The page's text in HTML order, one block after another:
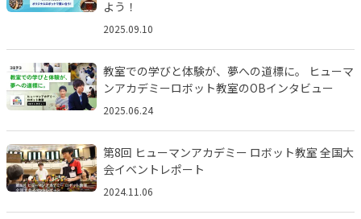
よう！
2025.09.10
教室での学びと体験が、夢への道標に。 ヒューマ
ンアカデミーロボット教室のOBインタビュー
2025.06.24
第8回 ヒューマンアカデミー ロボット教室 全国大
会イベントレポート
2024.11.06